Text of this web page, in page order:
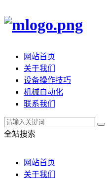
网站首页
关于我们
设备操作技巧
机械自动化
联系我们
全站搜索
网站首页
关于我们